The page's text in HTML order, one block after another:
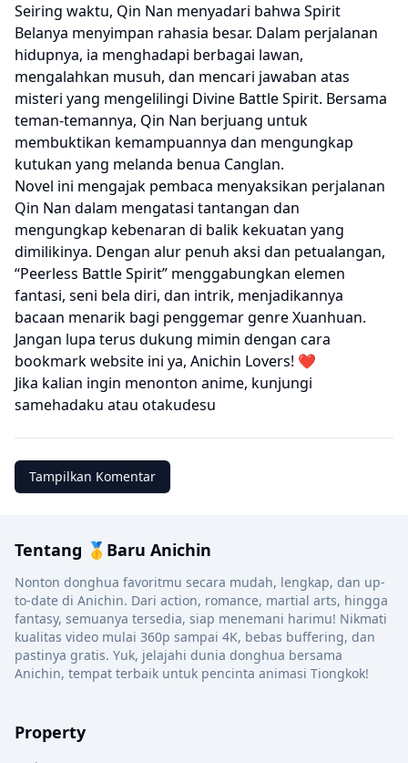
Seiring waktu, Qin Nan menyadari bahwa Spirit
Belanya menyimpan rahasia besar. Dalam perjalanan
hidupnya, ia menghadapi berbagai lawan,
mengalahkan musuh, dan mencari jawaban atas
misteri yang mengelilingi Divine Battle Spirit. Bersama
teman-temannya, Qin Nan berjuang untuk
membuktikan kemampuannya dan mengungkap
kutukan yang melanda benua Canglan.
Novel ini mengajak pembaca menyaksikan perjalanan
Qin Nan dalam mengatasi tantangan dan
mengungkap kebenaran di balik kekuatan yang
dimilikinya. Dengan alur penuh aksi dan petualangan,
“Peerless Battle Spirit” menggabungkan elemen
fantasi, seni bela diri, dan intrik, menjadikannya
bacaan menarik bagi penggemar genre Xuanhuan.
Jangan lupa terus dukung mimin dengan cara
bookmark website ini ya, Anichin Lovers! ❤️
Jika kalian ingin menonton anime, kunjungi
samehadaku atau otakudesu
Tampilkan Komentar
Tentang 🥇Baru Anichin
Nonton donghua favoritmu secara mudah, lengkap, dan up-
to-date di Anichin. Dari action, romance, martial arts, hingga
fantasy, semuanya tersedia, siap menemani harimu! Nikmati
kualitas video mulai 360p sampai 4K, bebas buffering, dan
pastinya gratis. Yuk, jelajahi dunia donghua bersama
Anichin, tempat terbaik untuk pencinta animasi Tiongkok!
Property